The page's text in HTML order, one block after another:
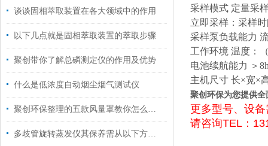
谈谈固相萃取装置在各大领域中的作用
以下几点就是固相萃取装置的萃取步骤
聚创带你了解总磷测定仪的作用及优势
什么是低浓度自动烟尘烟气测试仪
聚创环保整理的五款风量罩教你怎么安装和操作
多歧管旋转蒸发仪其保养需从以下方面入手
采样模式 定量采
立即采样：采样
采样泵负载能力
工作环境 温度：
电池续航能力 ＞
主机尺寸 长×宽×
聚创环保为您提供
更多型号、设
请咨询TEL：